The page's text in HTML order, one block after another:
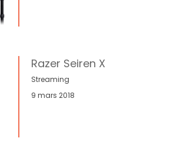
Razer Seiren X
Streaming
9 mars 2018